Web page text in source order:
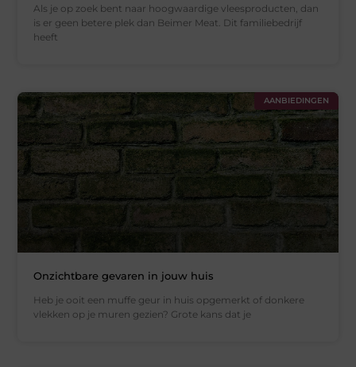
Als je op zoek bent naar hoogwaardige vleesproducten, dan
is er geen betere plek dan Beimer Meat. Dit familiebedrijf
heeft
AANBIEDINGEN
Onzichtbare gevaren in jouw huis
Heb je ooit een muffe geur in huis opgemerkt of donkere
vlekken op je muren gezien? Grote kans dat je